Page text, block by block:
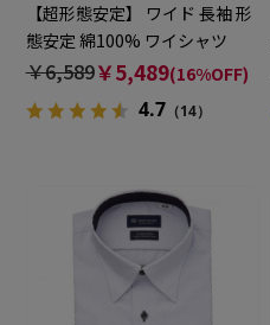
【超形態安定】 ワイド 長袖 形
態安定 綿100% ワイシャツ
￥6,589￥5,489(16%OFF)
4.7（14）